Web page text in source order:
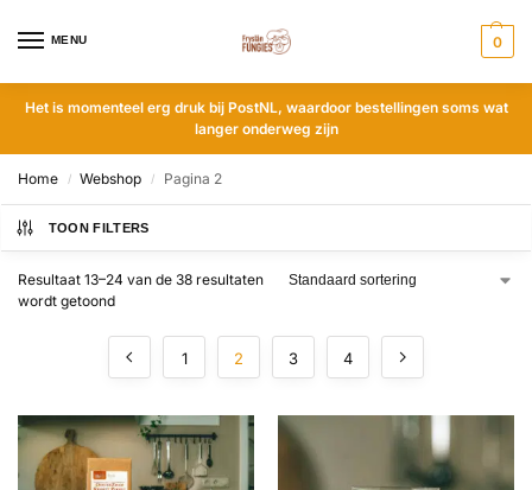
MENU 0
Het is momenteel erg druk bij PostNL, waardoor bestellingen soms wat
langer onderweg zijn
Home / Webshop / Pagina 2
TOON FILTERS
Resultaat 13–24 van de 38 resultaten
wordt getoond
1 2 3 4